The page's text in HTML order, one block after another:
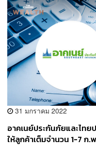
31 มกราคม 2022
อาคเนย์ประกันภัยและไท
ให้ลูกค้าเต็มจำนวน 1-7 ก.